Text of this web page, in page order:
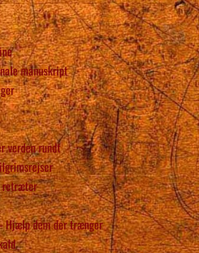
manuskript
verden rundt
retræter
Hjælp dem der trænger